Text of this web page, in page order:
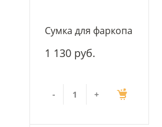
Сумка для фаркопа
1 130 руб.
- +